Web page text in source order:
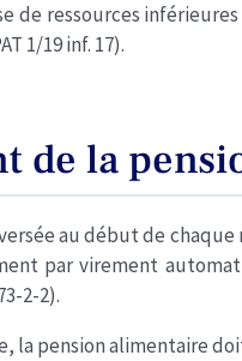
de ressources inférieures
1/19 inf. 17).
de la
au début de
par virement
2-2).
la pension alimentaire